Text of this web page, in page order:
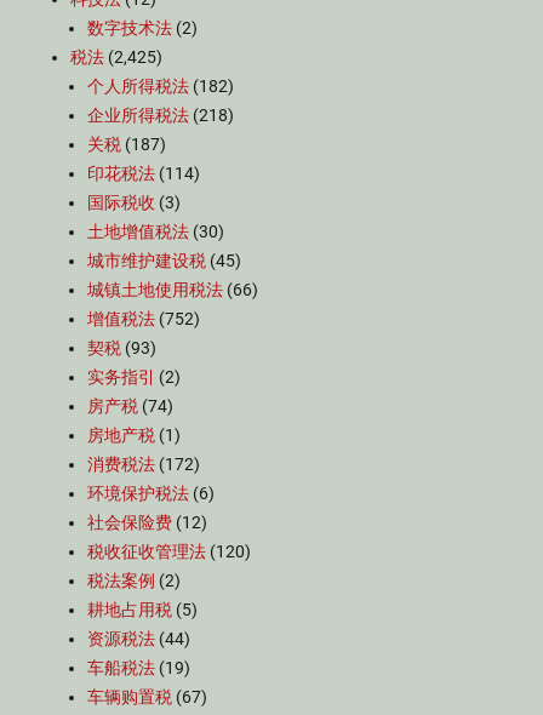
数字技术法 (2)
税法 (2,425)
个人所得税法 (182)
企业所得税法 (218)
关税 (187)
印花税法 (114)
国际税收 (3)
土地增值税法 (30)
城市维护建设税 (45)
城镇土地使用税法 (66)
增值税法 (752)
契税 (93)
实务指引
(2)
房产税 (74)
房地产税 (1)
消费税法 (172)
环境保护税法 (6)
社会保险费 (12)
税收征收管理法 (120)
税法案例 (2)
耕地占用税 (5)
资源税法 (44)
车船税法 (19)
车辆购置税 (67)